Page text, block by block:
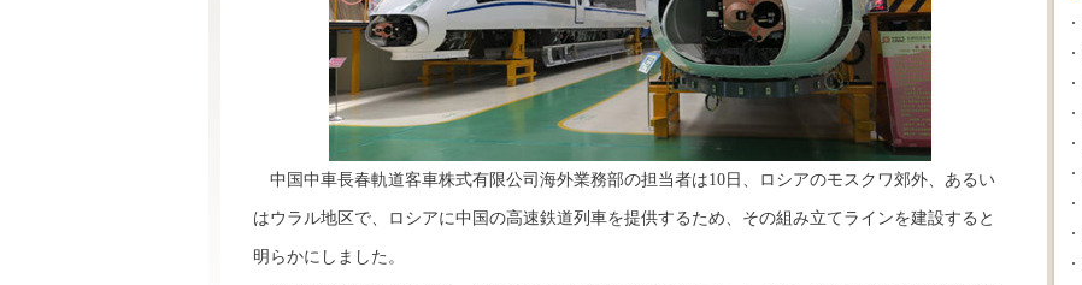
中国中車長春軌道客車株式有限公司海外業務部の担当者は10日、ロシアのモスクワ郊外、あるい
はウラル地区で、ロシアに中国の高速鉄道列車を提供するため、その組み立てラインを建設すると
明らかにしました。